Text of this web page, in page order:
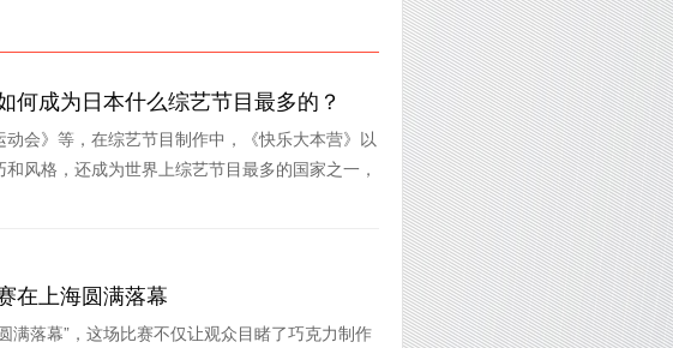
何成为日本什么综艺节目最多的？
会》等，在综艺节目制作中，《快乐大本营》以
风格，还成为世界上综艺节目最多的国家之一，
在上海圆满落幕
满落幕”，这场比赛不仅让观众目睹了巧克力制作